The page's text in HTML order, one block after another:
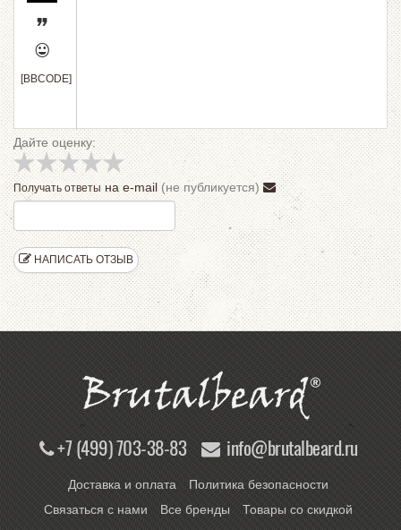


[BBCODE]
Дайте оценку:
Получать ответы на e-mail(не публикуется)
НАПИСАТЬ ОТЗЫВ
+7 (499) 703-38-83 info@brutalbeard.ru
Доставка и оплата
Политика безопасности
Связаться с нами
Все бренды
Товары со скидкой